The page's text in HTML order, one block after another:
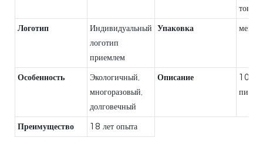
Логотип
Индивидуальный
логотип
приемлем
Упаковка
Особенность
Экологичный,
многоразовый,
долговечный
Описание
100%
Преимущество 18 лет опыта